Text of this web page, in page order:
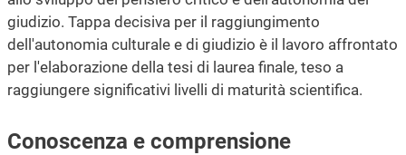
giudizio. Tappa decisiva per il raggiungimento
dell'autonomia culturale e di giudizio è il lavoro affrontato
per l'elaborazione della tesi di laurea finale, teso a
raggiungere significativi livelli di maturità scientifica.
Conoscenza e comprensione